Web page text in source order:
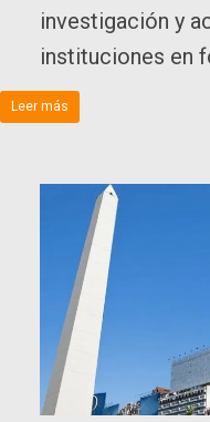
investigación y
instituciones en
Leer más